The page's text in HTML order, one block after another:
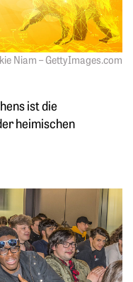
Niam – GettyImages.com
ist die
heimischen